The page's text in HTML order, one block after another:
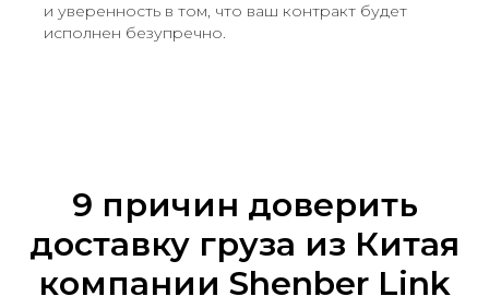
и уверенность в том, что ваш контракт будет
исполнен безупречно.
9 причин доверить
доставку груза из Китая
компании Shenber Link